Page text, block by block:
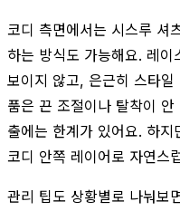
코디 측면에서는 시스루 셔
하는 방식도 가능해요. 레
보이지 않고, 은근히 스타
품은 끈 조절이나 탈착이
출에는 한계가 있어요. 하
코디 안쪽 레이어로 자연스
관리 팁도 상황별로 나눠보